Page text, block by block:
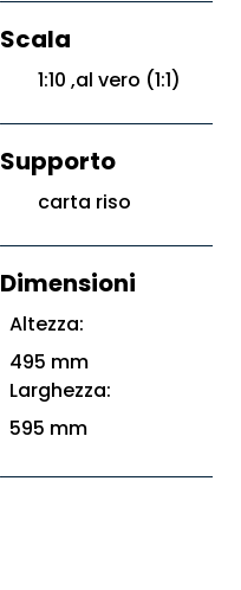
Scala
1:10 ,al vero (1:1)
Supporto
carta riso
Dimensioni
Altezza:
495 mm
Larghezza:
595 mm